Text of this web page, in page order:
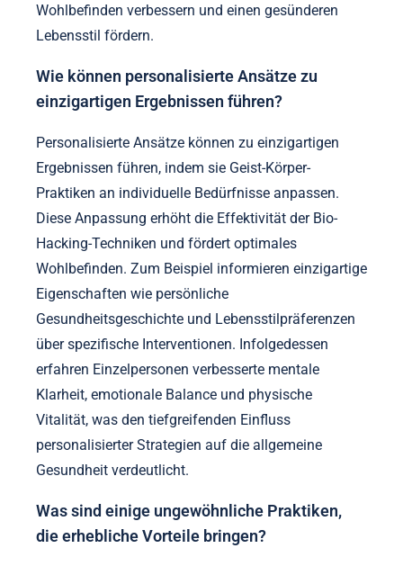
tiefe Verbindung zwischen mentalen und
physischen Zuständen. Infolgedessen können sie zu
einer verbesserten kognitiven Funktion und
Stressbewältigung führen, die für effektives Bio-
Hacking unerlässlich sind. Die regelmäßige
Teilnahme an diesen Praktiken kann das allgemeine
Wohlbefinden verbessern und einen gesünderen
Lebensstil fördern.
Wie können personalisierte Ansätze zu
einzigartigen Ergebnissen führen?
Personalisierte Ansätze können zu einzigartigen
Ergebnissen führen, indem sie Geist-Körper-
Praktiken an individuelle Bedürfnisse anpassen.
Diese Anpassung erhöht die Effektivität der Bio-
Hacking-Techniken und fördert optimales
Wohlbefinden. Zum Beispiel informieren einzigartige
Eigenschaften wie persönliche
Gesundheitsgeschichte und Lebensstilpräferenzen
über spezifische Interventionen. Infolgedessen
erfahren Einzelpersonen verbesserte mentale
Klarheit, emotionale Balance und physische